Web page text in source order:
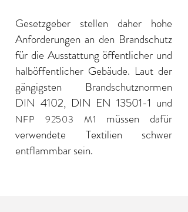
Gesetzgeber stellen daher hohe
Anforderungen an den Brandschutz
für die Ausstattung öffentlicher und
halböffentlicher Gebäude. Laut der
gängigsten Brandschutznormen
DIN 4102, DIN EN 13501-1 und
NFP 92503 M1 müssen dafür
verwendete Textilien schwer
entflammbar sein.